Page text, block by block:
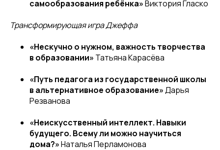
самообразования ребёнка»Виктория Гласко
Трансформирующая игра Джеффа
«Нескучно о нужном, важность творчества
в образовании» Татьяна Карасёва
«Путь педагога из государственной школы
в альтернативное образование»Дарья
Резванова
«Неискусственный интеллект. Навыки
будущего. Всему ли можно научиться
дома?»Наталья Перламонова